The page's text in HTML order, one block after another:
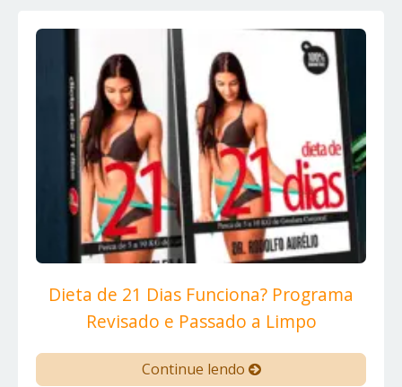
Dieta de 21 Dias Funciona? Programa
Revisado e Passado a Limpo
Continue lendo